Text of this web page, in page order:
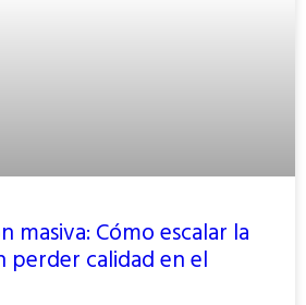
masiva: Cómo escalar la
perder calidad en el